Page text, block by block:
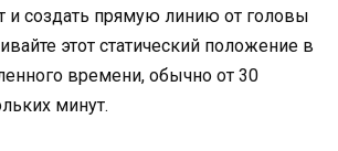
и создать прямую линию от головы
этот статический положение в
времени, обычно от 30
минут.